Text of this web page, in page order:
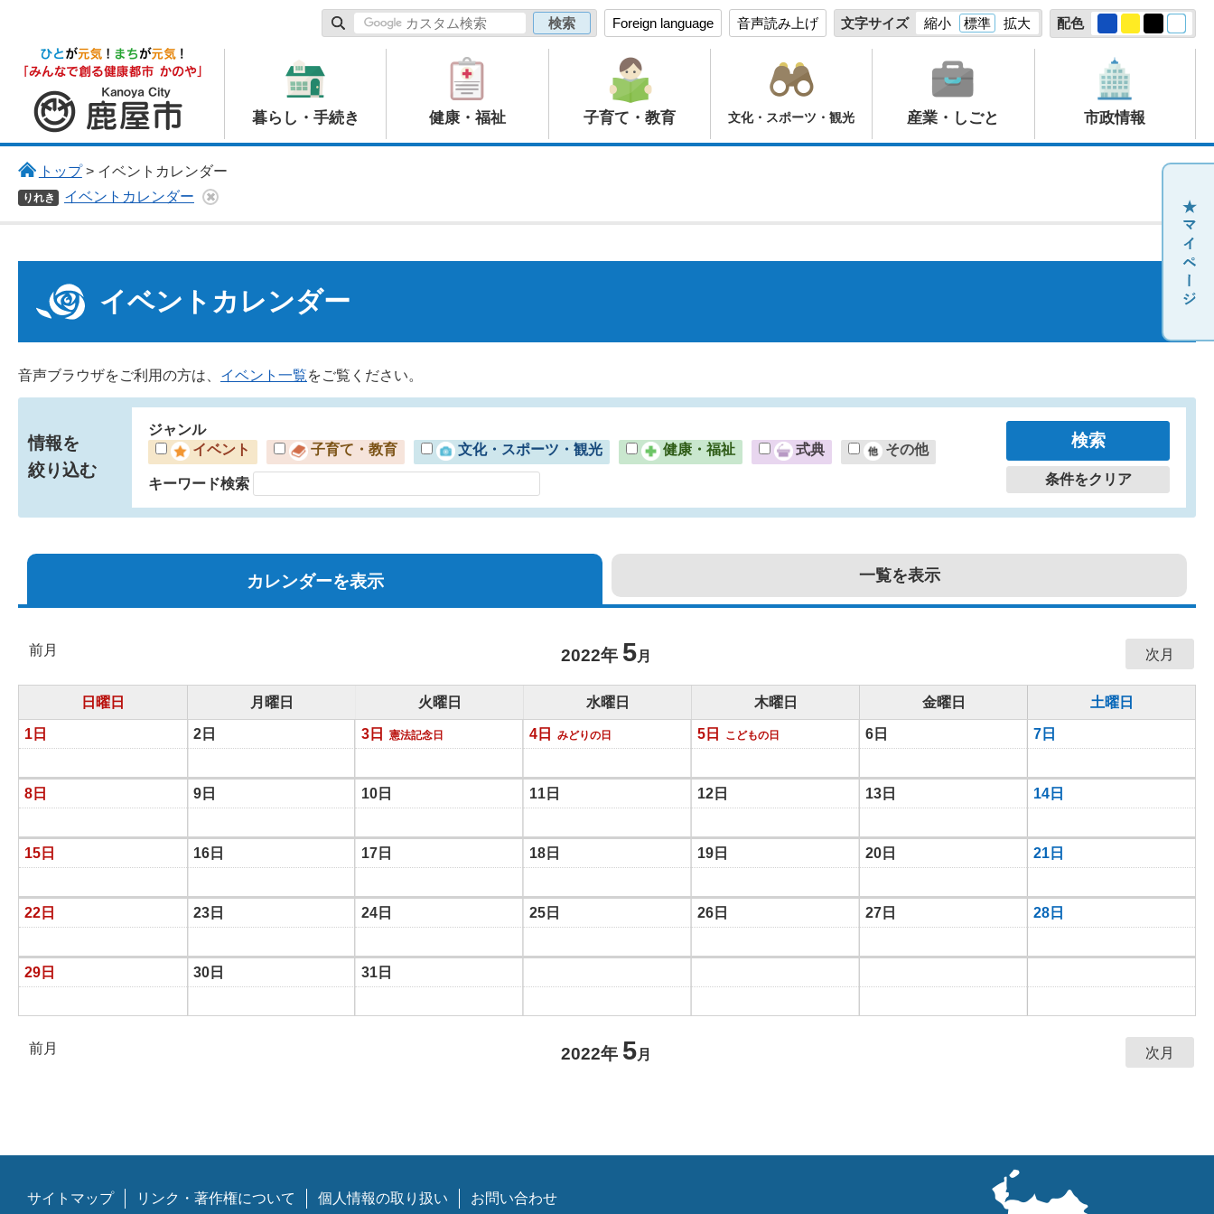
Foreign language 音声読み上げ 文字サイズ 縮小 標準 拡大 配色
鹿屋市
暮らし・手続き 健康・福祉 子育て・教育 文化・スポーツ・観光 産業・しごと 市政情報
トップ> イベントカレンダー
りれき イベントカレンダー
イベントカレンダー
音声ブラウザをご利用の方は、 イベント一覧をご覧ください。
情報を
絞り込む
ジャンル
イベント
子育て・教育 文化・スポーツ・観光 健康・福祉 式典 その他
キーワード検索 条件をクリア
カレンダーを表示 一覧を表示
前月 2022年 5月 次月
日曜日 月曜日 火曜日 水曜日 木曜日 金曜日 土曜日
1日 2日 3日 憲法記念日 4日 みどりの日 5日 こどもの日 6日 7日
8日 9日 10日 11日 12日 13日 14日
15日 16日 17日 18日 19日 20日 21日
22日 23日 24日 25日 26日 27日 28日
29日 30日 31日
前月 2022年 5月 次月
サイトマップ リンク・著作権について 個人情報の取り扱い お問い合わせ